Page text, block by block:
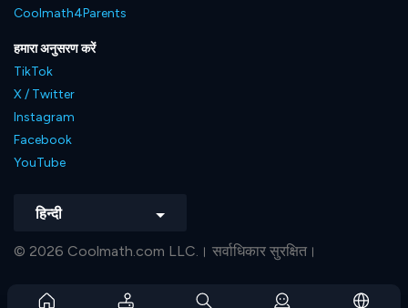
Coolmath4Parents
हमारा अनुसरण करें
TikTok
X / Twitter
Instagram
Facebook
YouTube
हिन्दी
© 2026 Coolmath.com LLC.। सर्वाधिकार सुरक्षित।